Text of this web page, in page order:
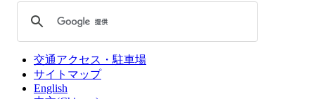
交通アクセス・駐車場
サイトマップ
English